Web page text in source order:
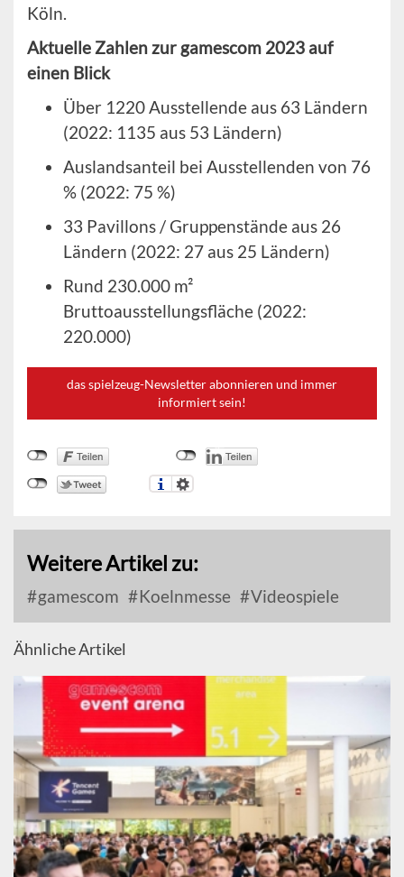
Köln.
Aktuelle Zahlen zur gamescom 2023 auf
einen Blick
Über 1220 Ausstellende aus 63 Ländern
(2022: 1135 aus 53 Ländern)
Auslandsanteil bei Ausstellenden von 76
% (2022: 75 %)
33 Pavillons / Gruppenstände aus 26
Ländern (2022: 27 aus 25 Ländern)
Rund 230.000 m²
Bruttoausstellungsfläche (2022:
220.000)
das spielzeug-Newsletter abonnieren und immer
informiert sein!
Weitere Artikel zu:
gamescom Koelnmesse Videospiele
Ähnliche Artikel